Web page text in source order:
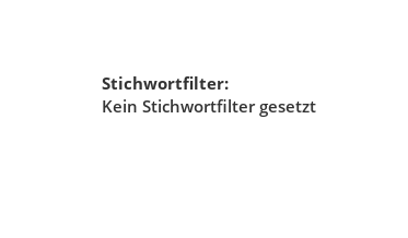
Stichwortfilter:
Kein Stichwortfilter gesetzt